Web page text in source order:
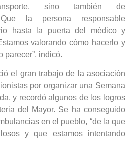
sino también de
Que la persona responsable
hasta la puerta del médico y
valorando cómo hacerlo y
parecer”, indicó.
el gran trabajo de la asociación
por organizar una Semana
y recordó algunos de los logros
del Mayor. Se ha conseguido
en el pueblo, “de la que
y que estamos intentando